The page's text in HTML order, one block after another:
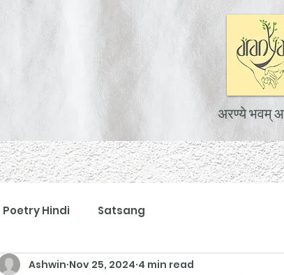
अरण्ये भवम्
Poetry Hindi Satsang
Ashwin Nov 25, 2024 4 min read